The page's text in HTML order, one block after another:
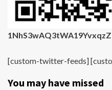
[custom-twitter-feeds]
You may have missed